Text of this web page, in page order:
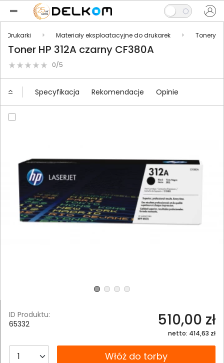
Drukarki Materiały eksploatacyjne do drukarek Tonery
Toner HP 312A czarny CF380A
0/5
Specyfikacja Rekomendacje Opinie
ID Produktu:
65332
510,00 zł
netto: 414,63 zł
__B2C.PRODUCT.QUANTITYWłóż do torby